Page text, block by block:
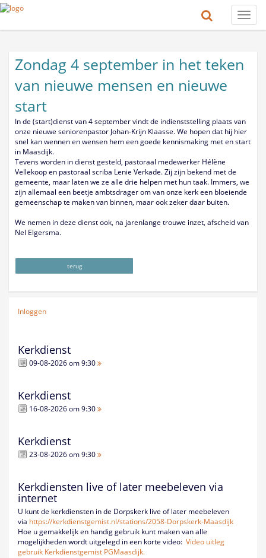
Toggle
Zondag 4 september in het teken
van nieuwe mensen en nieuwe
start
In de (start)dienst van 4 september vindt de indienststelling plaats van
onze nieuwe seniorenpastor Johan-Krijn Klaasse. We hopen dat hij hier
snel kan wennen en wensen hem een goede kennismaking met en start
in Maasdijk.
Tevens worden in dienst gesteld, pastoraal medewerker Hélène
Vellekoop en pastoraal scriba Lenie Verkade. Zij zijn bekend met de
gemeente, maar laten we ze alle drie helpen met hun taak. Immers, we
zijn allemaal een beetje ambtsdrager om van onze kerk een bloeiende
gemeenschap te maken van binnen, maar ook zeker daar buiten.
We nemen in deze dienst ook, na jarenlange trouwe inzet, afscheid van
Nel Elgersma.
terug
Inloggen
Kerkdienst
09-08-2026 om 9:30
Kerkdienst
16-08-2026 om 9:30
Kerkdienst
23-08-2026 om 9:30
Kerkdiensten live of later meebeleven via
internet
U kunt de kerkdiensten in de Dorpskerk live of later meebeleven
via https://kerkdienstgemist.nl/stations/2058-Dorpskerk-Maasdijk
Hoe u gemakkelijk en handig gebruik kunt maken van alle
mogelijkheden wordt uitgelegd in een korte video: Video uitleg
gebruik Kerkdienstgemist PGMaasdijk.